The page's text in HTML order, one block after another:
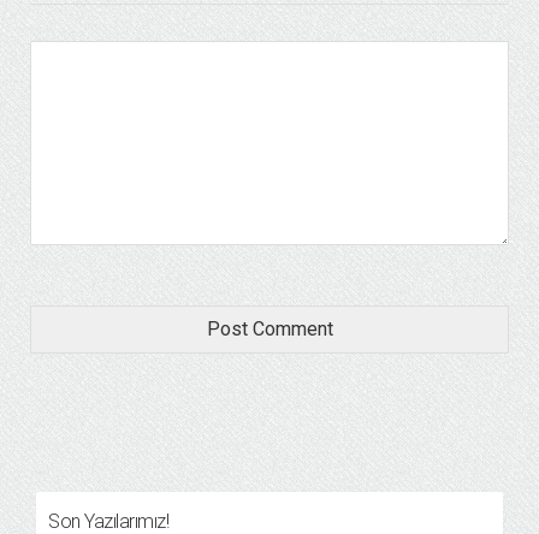
Son Yazılarımız!